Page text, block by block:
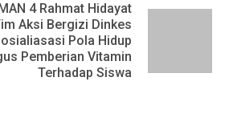
4 Rahmat Hidayat
Aksi Bergizi Dinkes
Pola Hidup
Pemberian Vitamin
Terhadap Siswa